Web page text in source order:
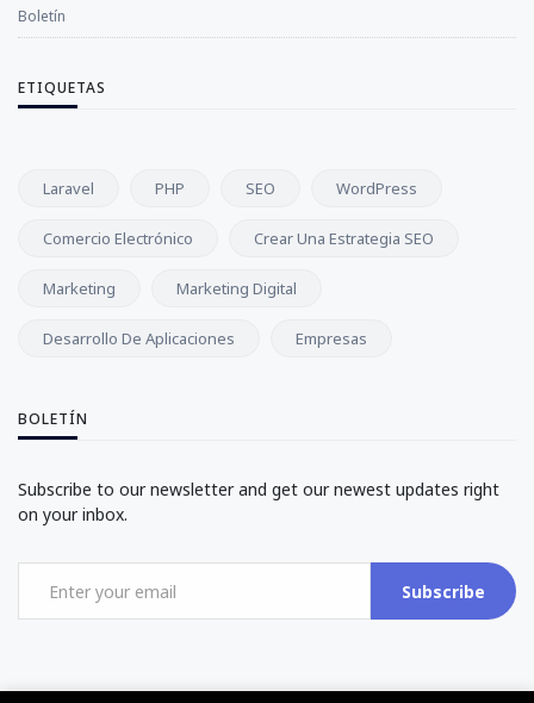
Boletín
ETIQUETAS
Laravel PHP SEO WordPress
Comercio Electrónico Crear Una Estrategia SEO
Marketing Marketing Digital
Desarrollo De Aplicaciones Empresas
BOLETÍN
Subscribe to our newsletter and get our newest updates right
on your inbox.
Subscribe